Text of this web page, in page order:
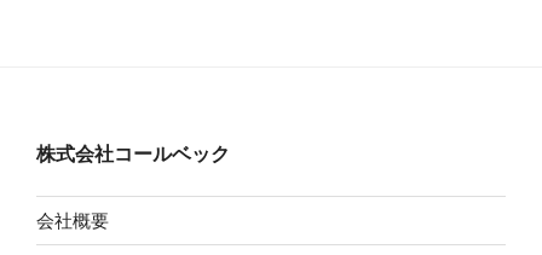
株式会社コールベック
会社概要